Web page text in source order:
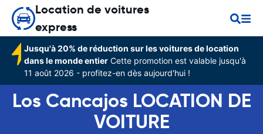
Location de voitures
express
Jusqu'à 20% de réduction sur les voitures de location
dans le monde entier Cette promotion est valable jusqu'à
11 août 2026 - profitez-en dès aujourd'hui !
Los Cancajos LOCATION DE
VOITURE